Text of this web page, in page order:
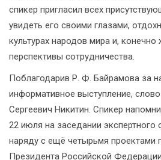
спикер пригласил всех
увидеть его своими глазами,
культурах народов мира и, конечно
перспективы сотрудничества.
Поблагодарив Р. Ф. Байрамова за
информативное выступление,
Сергеевич Никитин. Спикер
22 июля на заседании
наряду с ещё четырьмя проектами
Президента Российской Федерации